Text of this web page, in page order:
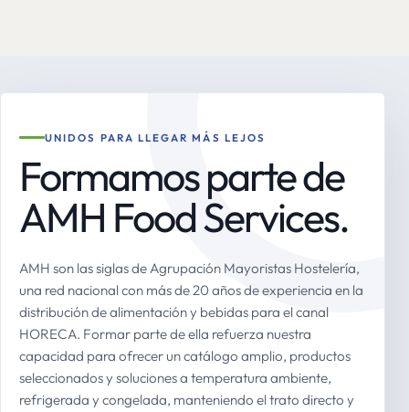
UNIDOS PARA LLEGAR MÁS LEJOS
Formamos parte de
AMH Food Services.
AMH son las siglas de Agrupación Mayoristas Hostelería,
una red nacional con más de 20 años de experiencia en la
distribución de alimentación y bebidas para el canal
HORECA. Formar parte de ella refuerza nuestra
capacidad para ofrecer un catálogo amplio, productos
seleccionados y soluciones a temperatura ambiente,
refrigerada y congelada, manteniendo el trato directo y